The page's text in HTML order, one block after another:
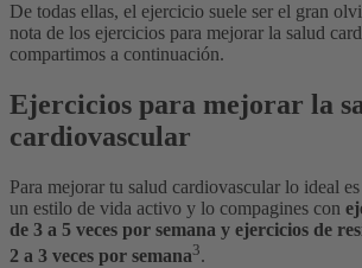
De todas ellas, el ejercicio suele ser el gran
nota de los ejercicios para mejorar la salud
compartimos a continuación.
Ejercicios para mejorar la
cardiovascular
Para mejorar tu salud cardiovascular lo ideal
un estilo de vida activo y lo compagines con
de 3 a 5 veces por semana y ejercicios de
2 a 3 veces por semana3.